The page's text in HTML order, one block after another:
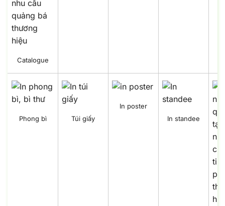
Catalogue
Phong bì Túi giấy
In poster
In standee